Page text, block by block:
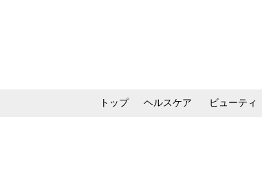
トップ ヘルスケア ビューティ